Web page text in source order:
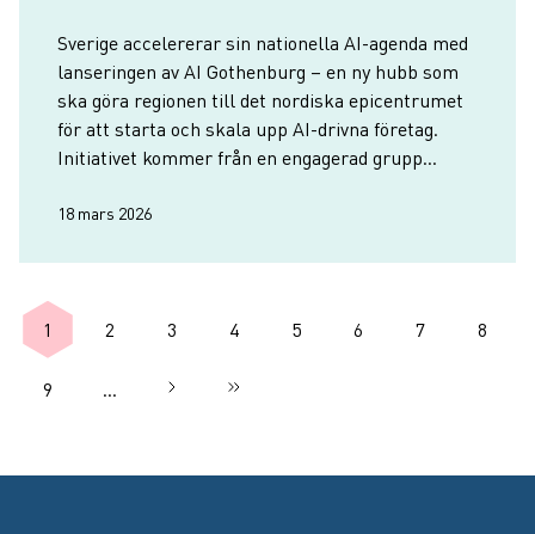
Sverige accelererar sin nationella AI-agenda med
lanseringen av AI Gothenburg – en ny hubb som
ska göra regionen till det nordiska epicentrumet
för att starta och skala upp AI-drivna företag.
Initiativet kommer från en engagerad grupp
på Business Region…
18 mars 2026
Paginering
Nuvarande sida
1 Sida
2 Sida
3 Sida
4 Sida
5 Sida
6 Sida
7 Sida
8
Sida
9 … Nästa sida
›› Sista sidan